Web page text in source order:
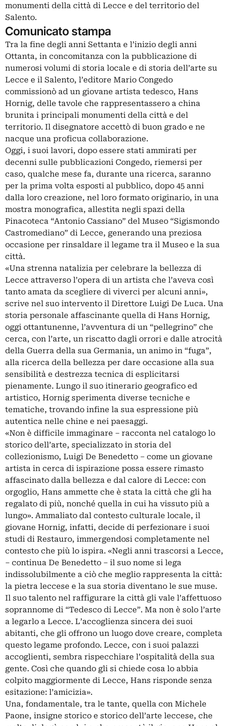
monumenti della città di Lecce e del territorio del
Salento.
Comunicato stampa
Tra la fine degli anni Settanta e l’inizio degli anni
Ottanta, in concomitanza con la pubblicazione di
numerosi volumi di storia locale e di storia dell’arte su
Lecce e il Salento, l’editore Mario Congedo
commissionò ad un giovane artista tedesco, Hans
Hornig, delle tavole che rappresentassero a china
brunita i principali monumenti della città e del
territorio. Il disegnatore accettò di buon grado e ne
nacque una proficua collaborazione.
Oggi, i suoi lavori, dopo essere stati ammirati per
decenni sulle pubblicazioni Congedo, riemersi per
caso, qualche mese fa, durante una ricerca, saranno
per la prima volta esposti al pubblico, dopo 45 anni
dalla loro creazione, nel loro formato originario, in una
mostra monografica, allestita negli spazi della
Pinacoteca “Antonio Cassiano” del Museo “Sigismondo
Castromediano” di Lecce, generando una preziosa
occasione per rinsaldare il legame tra il Museo e la sua
città.
«Una strenna natalizia per celebrare la bellezza di
Lecce attraverso l’opera di un artista che l’aveva così
tanto amata da scegliere di viverci per alcuni anni»,
scrive nel suo intervento il Direttore Luigi De Luca. Una
storia personale affascinante quella di Hans Hornig,
oggi ottantunenne, l’avventura di un “pellegrino” che
cerca, con l’arte, un riscatto dagli orrori e dalle atrocità
della Guerra della sua Germania, un animo in “fuga”,
alla ricerca della bellezza per dare occasione alla sua
sensibilità e destrezza tecnica di esplicitarsi
pienamente. Lungo il suo itinerario geografico ed
artistico, Hornig sperimenta diverse tecniche e
tematiche, trovando infine la sua espressione più
autentica nelle chine e nei paesaggi.
«Non è difficile immaginare – racconta nel catalogo lo
storico dell’arte, specializzato in storia del
collezionismo, Luigi De Benedetto – come un giovane
artista in cerca di ispirazione possa essere rimasto
affascinato dalla bellezza e dal calore di Lecce: con
orgoglio, Hans ammette che è stata la città che gli ha
regalato di più, nonché quella in cui ha vissuto più a
lungo». Ammaliato dal contesto culturale locale, il
giovane Hornig, infatti, decide di perfezionare i suoi
studi di Restauro, immergendosi completamente nel
contesto che più lo ispira. «Negli anni trascorsi a Lecce,
– continua De Benedetto – il suo nome si lega
indissolubilmente a ciò che meglio rappresenta la città:
la pietra leccese e la sua storia diventano le sue muse.
Il suo talento nel raffigurare la città gli vale l’affettuoso
soprannome di “Tedesco di Lecce”. Ma non è solo l’arte
a legarlo a Lecce. L’accoglienza sincera dei suoi
abitanti, che gli offrono un luogo dove creare, completa
questo legame profondo. Lecce, con i suoi palazzi
accoglienti, sembra rispecchiare l’ospitalità della sua
gente. Così che quando gli si chiede cosa lo abbia
colpito maggiormente di Lecce, Hans risponde senza
esitazione: l’amicizia».
Una, fondamentale, tra le tante, quella con Michele
Paone, insigne storico e storico dell’arte leccese, che